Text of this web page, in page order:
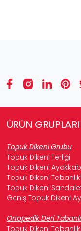
ÜRÜN GRUPLARI
Topuk Dikeni Grubu
Topuk Dikeni Terliği
Topuk Dikeni
Topuk Dikeni
Topuk Dikeni
Geniş Topuk Dikeni
Ortopedik Deri
Topuk Dikeni